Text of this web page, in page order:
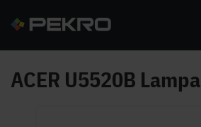
ACER U5520B Lampa